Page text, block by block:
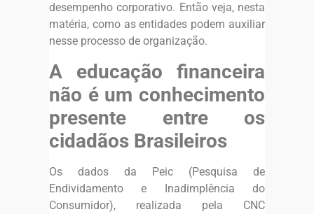
desempenho corporativo. Então veja, nesta
matéria, como as entidades podem auxiliar
nesse processo de organização.
A educação financeira
não é um conhecimento
presente entre os
cidadãos Brasileiros
Os dados da Peic (Pesquisa de
Endividamento e Inadimplência do
Consumidor), realizada pela CNC